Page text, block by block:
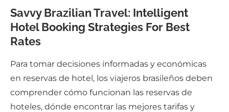
Savvy Brazilian Travel: Intelligent
Hotel Booking Strategies For Best
Rates
Para tomar decisiones informadas y económicas
en reservas de hotel, los viajeros brasileños deben
comprender cómo funcionan las reservas de
hoteles, dónde encontrar las mejores tarifas y